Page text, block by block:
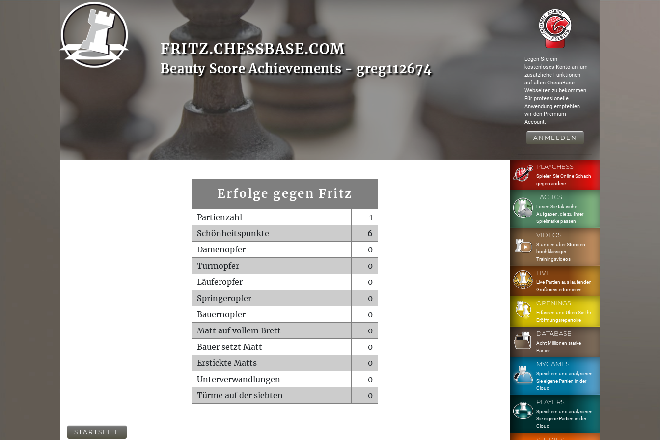
FRITZ.CHESSBASE.COM
Beauty Score Achievements - greg112674
Legen Sie ein
kostenloses Konto an, um
zusätzliche Funktionen
auf allen ChessBase
Webseiten zu bekommen.
Für professionelle
Anwendung empfehlen
wir den Premium
Account.
ANMELDEN
Erfolge gegen Fritz
Partienzahl
1
Schönheitspunkte
6
Damenopfer
0
Turmopfer
0
Läuferopfer
0
Springeropfer
0
Bauernopfer
0
Matt auf vollem Brett
0
Bauer setzt Matt
0
Erstickte Matts
0
Unterverwandlungen
0
Türme auf der siebten
0
STARTSEITE
PLAYCHESS
Spielen Sie Online Schach
gegen andere
TACTICS
Lösen Sie taktische
Aufgaben, die zu Ihrer
Spielstärke passen
VIDEOS
Stunden über Stunden
hochklassiger
Trainingsvideos
LIVE
Live Partien aus laufenden
Großmeisterturnieren
OPENINGS
Erfassen und Üben Sie Ihr
Eröffnungsrepertoire
DATABASE
Acht Millionen starke
Partien
MYGAMES
Speichern und analysieren
Sie eigene Partien in der
Cloud
PLAYERS
Speichern und analysieren
Sie eigene Partien in der
Cloud